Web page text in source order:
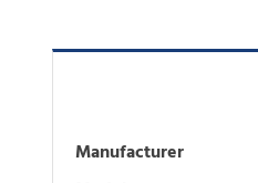
Manufacturer